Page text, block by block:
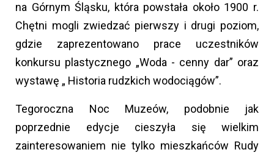
na Górnym Śląsku, która powstała około 1900 r.
Chętni mogli zwiedzać pierwszy i drugi poziom,
gdzie zaprezentowano prace uczestników
konkursu plastycznego „Woda - cenny dar” oraz
wystawę „ Historia rudzkich wodociągów”.
Tegoroczna Noc Muzeów, podobnie jak
poprzednie edycje cieszyła się wielkim
zainteresowaniem nie tylko mieszkańców Rudy